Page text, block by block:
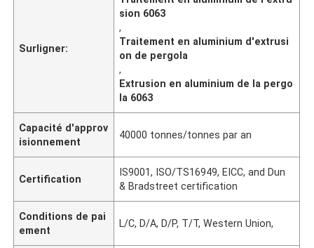
Surligner:
sion 6063
,
Traitement en aluminium d'extrusi
on de pergola
,
Extrusion en aluminium de la pergo
la 6063
Capacité d'approv
isionnement
40000 tonnes/tonnes par an
Certification
IS9001, ISO/TS16949, EICC, and Dun
& Bradstreet certification
Conditions de pai
ement
L/C, D/A, D/P, T/T, Western Union,